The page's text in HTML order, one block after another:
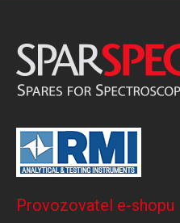
Provozovatel e-shopu